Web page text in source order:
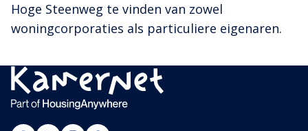
Hoge Steenweg te vinden van zowel
woningcorporaties als particuliere eigenaren.